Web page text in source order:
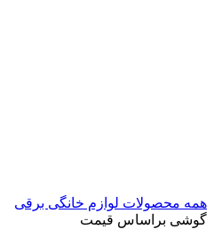
همه محصولات لوازم خانگی برقی
گوشی براساس قیمت